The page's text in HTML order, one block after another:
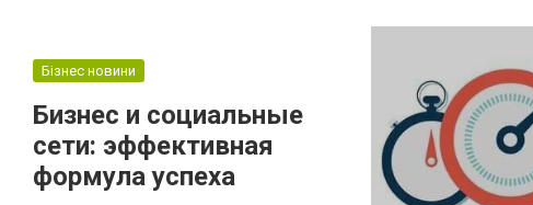
Бізнес новини
Бизнес и социальные
сети: эффективная
формула успеха